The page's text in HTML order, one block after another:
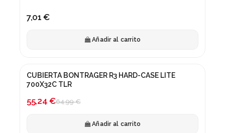
7,01 €
Añadir al carrito
¡En oferta!
CUBIERTA BONTRAGER R3 HARD-CASE LITE
700X32C TLR
55,24 €64,99 €
Añadir al carrito